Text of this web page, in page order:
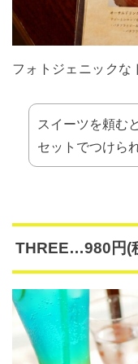
フォトジェニック
スイーツを頼む
セットでつけら
THREE…980円(